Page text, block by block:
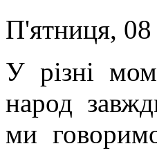
П'ятниця, 08
У різні
народ
ми